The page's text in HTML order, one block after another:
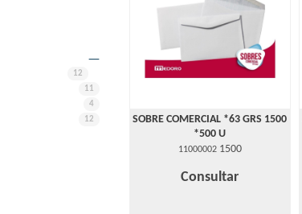
12
11
4
12
SOBRE COMERCIAL *63 GRS 1500
*500 U
11000002 1500
Consultar